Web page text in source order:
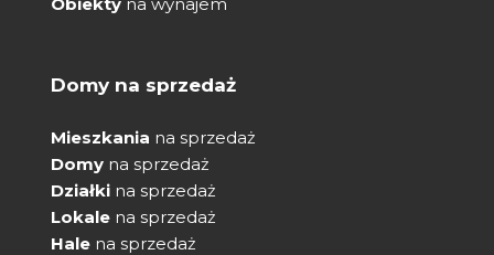
Domy na sprzedaż
Mieszkania na sprzedaż
Domy na sprzedaż
Działki na sprzedaż
Lokale na sprzedaż
Hale na sprzedaż